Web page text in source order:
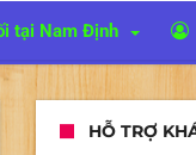
tại Nam Định
HỖ TRỢ